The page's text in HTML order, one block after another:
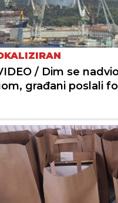
/ Dim se
građani poslali